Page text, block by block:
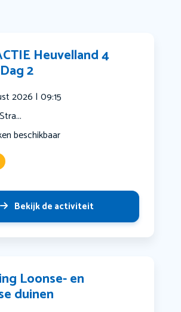
Heuvelland 4
2
2026 | 09:15
beschikbaar
Bekijk de activiteit
Loonse- en
duinen